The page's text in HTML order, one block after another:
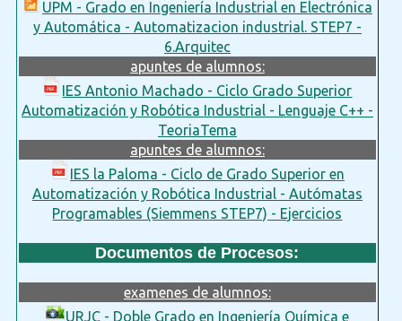
UPM - Grado en Ingeniería Industrial en Electrónica
y Automática - Automatizacion industrial. STEP7 -
6.Arquitec
apuntes de alumnos:
IES Antonio Machado - Ciclo Grado Superior
Automatización y Robótica Industrial - Lenguaje C++ -
TeoriaTema
apuntes de alumnos:
IES la Paloma - Ciclo de Grado Superior en
Automatización y Robótica Industrial - Autómatas
Programables (Siemmens STEP7) - Ejercicios
Documentos de Procesos:
examenes de alumnos:
URJC - Doble Grado en Ingeniería Química e